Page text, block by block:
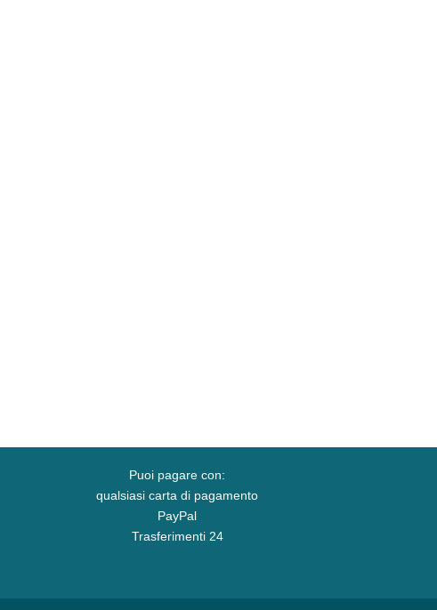
Puoi pagare con:
qualsiasi carta di pagamento
PayPal
Trasferimenti 24